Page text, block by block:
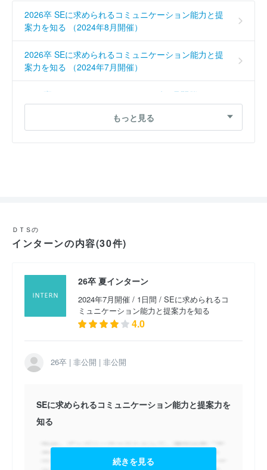
2026卒 SEに求められるコミュニケーション能力と提
案力を知る （2024年8月開催）
2026卒 SEに求められるコミュニケーション能力と提
案力を知る （2024年7月開催）
2023卒 システムエンジニア （2021年7月開催）
2022卒 企業提案を知る （2020年8月開催）
もっと見る
ＤＴＳの
インターンの内容(30件)
26卒 夏インターン
2024年7月開催 / 1日間 / SEに求められるコ
ミュニケーション能力と提案力を知る
4.0
26卒 | 非公開 | 非公開
SEに求められるコミュニケーション能力と提案力を
知る
続きを見る